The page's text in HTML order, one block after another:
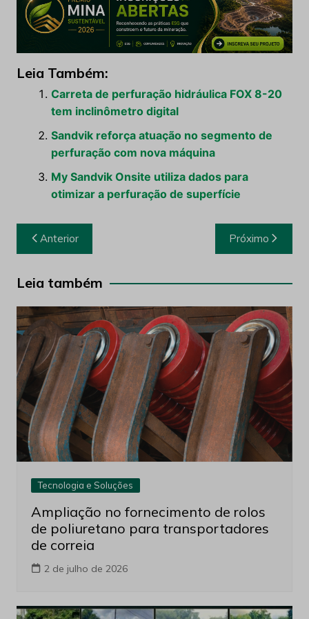
https://www.youtube.com/watch?v=9HXiALIgEm
Leia Também:
Carreta de perfuração hidráulica FOX 8-20
tem inclinômetro digital
Sandvik reforça atuação no segmento de
perfuração com nova máquina
My Sandvik Onsite utiliza dados para
Navegação
de
Post
Anterior Próximo
Leia também
de correia